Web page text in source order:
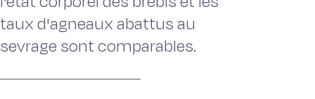
taux d'agneaux abattus au
sevrage sont comparables.